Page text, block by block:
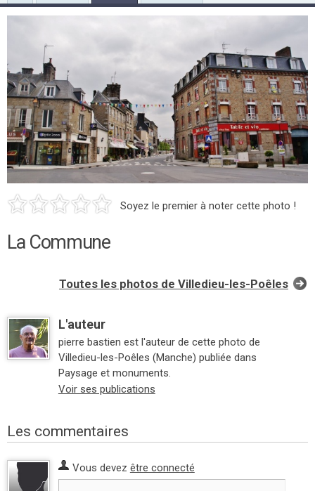
Soyez le premier à noter cette photo !
La Commune
Toutes les photos de Villedieu-les-Poêles
L'auteur
pierre bastien est l'auteur de cette photo de
Villedieu-les-Poêles (Manche) publiée dans
Paysage et monuments.
Voir ses publications
Les commentaires
Vous devez être connecté